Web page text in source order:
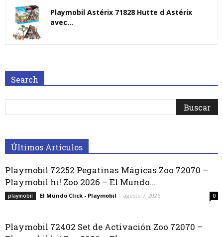
Playmobil Astérix 71828 Hutte d Astérix
avec...
Search
Últimos Artículos
Playmobil 72252 Pegatinas Mágicas Zoo 72070 –
Playmobil hi! Zoo 2026 – El Mundo...
playmobil El Mundo Click - Playmobil - agosto 7, 2026 0
Playmobil 72402 Set de Activación Zoo 72070 –